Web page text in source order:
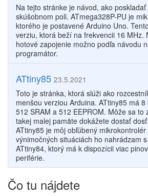
Na tejto stránke je návod, ako
skúšobnom poli. ATmega328P-PU je
ktorého je postavené Arduino Uno.
verziu, ktorá beží na frekvencii 16 MHz.
hotové zapojenie možno podľa návodu
programátor.
ATtiny85 23.5.2021
Toto je stránka, ktorá slúži ako
menšou verziou Arduina. ATtiny85 má
512 SRAM a 512 EEPROM. Môže sa to
takej malej pamäte dokážete dostať
ATtiny85 je môj obľúbený mikrokontrolér
výnimočných situáciách ho nahrádzam
ATtiny84, ktorý má k dispozícii viac
periférie.
Čo tu nájdete